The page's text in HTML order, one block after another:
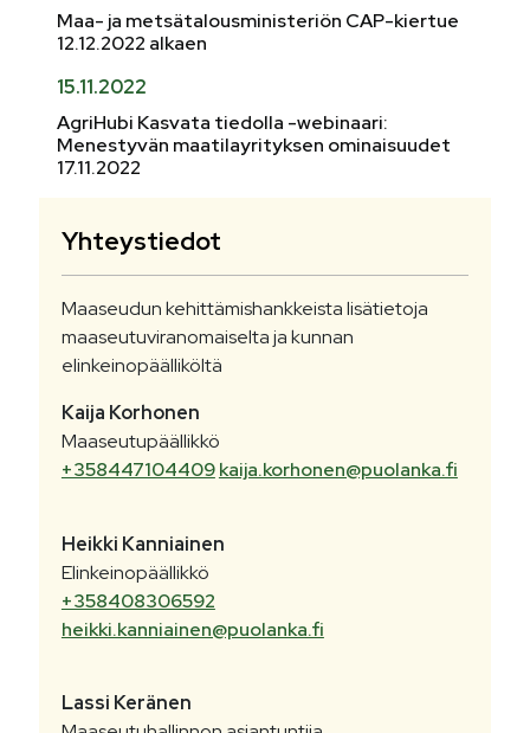
Maa- ja metsätalousministeriön CAP-kiertue
12.12.2022 alkaen
15.11.2022
AgriHubi Kasvata tiedolla -webinaari:
Menestyvän maatilayrityksen ominaisuudet
17.11.2022
Yhteystiedot
Maaseudun kehittämishankkeista lisätietoja
maaseutuviranomaiselta ja kunnan
elinkeinopäälliköltä
Kaija Korhonen
Maaseutupäällikkö
+358447104409kaija.korhonen@puolanka.fi
Heikki Kanniainen
Elinkeinopäällikkö
+358408306592
heikki.kanniainen@puolanka.fi
Lassi Keränen